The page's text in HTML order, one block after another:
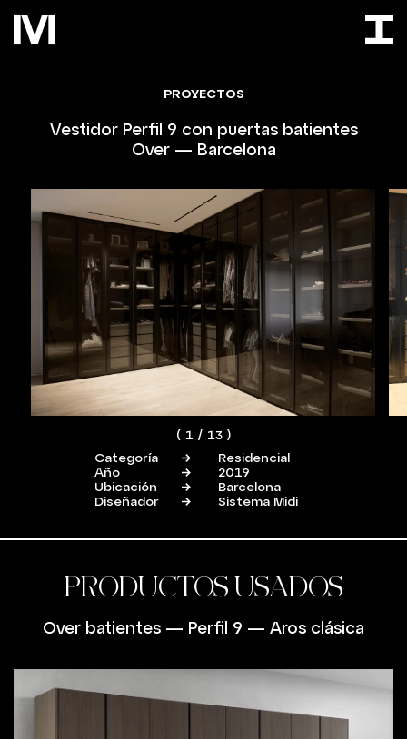
PROYECTOS
Vestidor Perfil 9 con puertas batientes
Over — Barcelona
( 1 / 13 )
Categoría
Residencial
Año
2019
Ubicación
Barcelona
Diseñador
Sistema Midi
PRODUCTOS USADOS
Over batientes — Perfil 9 — Aros clásica